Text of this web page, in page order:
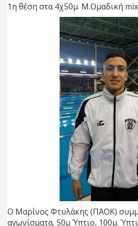
1η θέση στα 4χ50μ. Μ.Ομαδική
Ο Μαρίνος Φτυλάκης (ΠΑΟΚ)
αγωνίσματα, 50μ Ύπτιο, 100μ.